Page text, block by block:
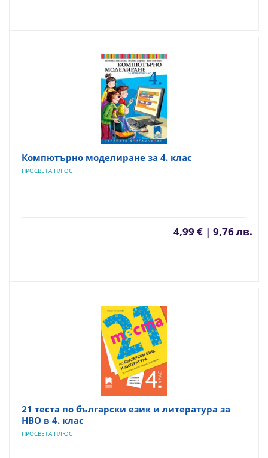
Компютърно моделиране за 4. клас
ПРОСВЕТА ПЛЮС
4,99 € | 9,76 лв.
21 теста по български език и литература за
НВО в 4. клас
ПРОСВЕТА ПЛЮС